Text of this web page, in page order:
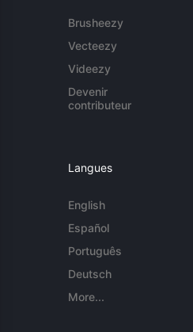
Brusheezy
Vecteezy
Videezy
Devenir
contributeur
Langues
English
Español
Português
Deutsch
More...